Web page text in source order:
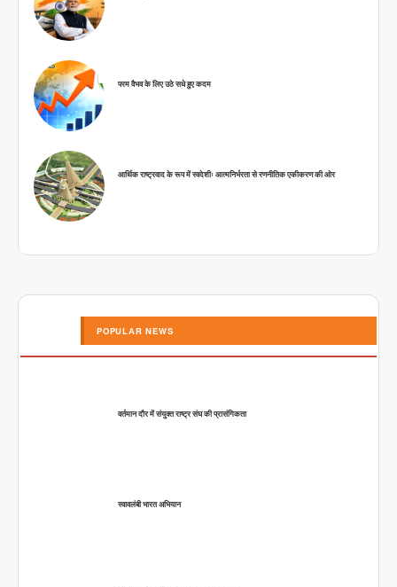
परम वैभव के लिए उठे सधे हुए कदम
आर्थिक राष्ट्रवाद के रूप में स्वदेशीः आत्मनिर्भरता से रणनीतिक एकीकरण की ओर
POPULAR NEWS
वर्तमान दौर में संयुक्त राष्ट्र संघ की प्रासंगिकता
स्वावलंबी भारत अभियान